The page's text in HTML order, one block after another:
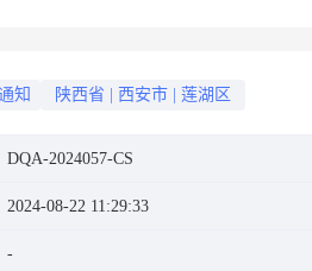
知 陕西省 西安市 莲湖区
DQA-2024057-CS
2024-08-22 11:29:33